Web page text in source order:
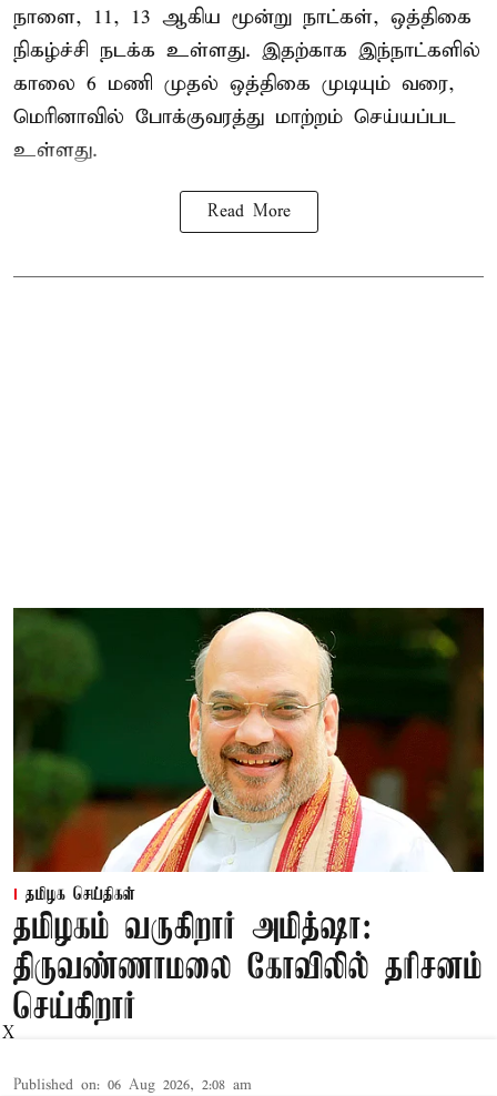
நாளை, 11, 13 ஆகிய மூன்று நாட்கள், ஒத்திகை
நிகழ்ச்சி நடக்க உள்ளது. இதற்காக இந்நாட்களில்
காலை 6 மணி முதல் ஒத்திகை முடியும் வரை,
மெரினாவில் போக்குவரத்து மாற்றம் செய்யப்பட
உள்ளது.
Read More
தமிழக செய்திகள்
தமிழகம் வருகிறார் அமித்ஷா:
திருவண்ணாமலை கோவிலில் தரிசனம்
செய்கிறார்
Published on: 06 Aug 2026, 2:08 am
X